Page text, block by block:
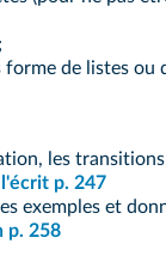
de listes ou
les
p. 247
exemples et
p. 258